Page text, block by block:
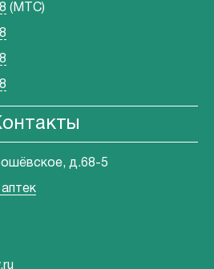
(МТС)
д.68-5